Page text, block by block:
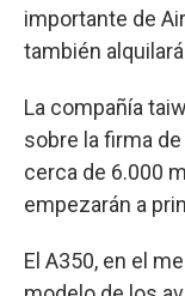
importante de
también
La compañía
sobre la firma
cerca de 6.000
empezarán a
El A350, en el